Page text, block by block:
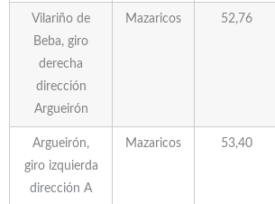
Vilariño de
Beba, giro
derecha
dirección
Argueirón
Mazaricos 52,76
Argueirón,
giro izquierda
dirección A
Mazaricos 53,40